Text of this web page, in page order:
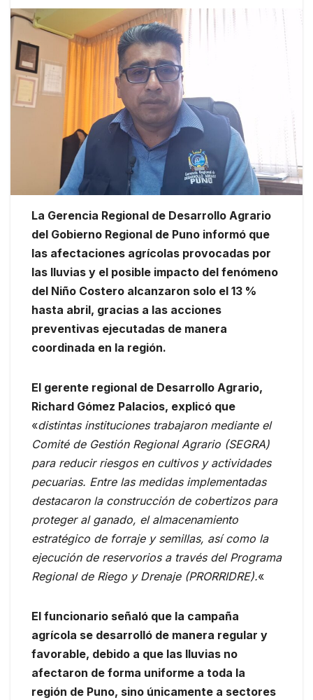
La Gerencia Regional de Desarrollo Agrario
del Gobierno Regional de Puno informó que
las afectaciones agrícolas provocadas por
las lluvias y el posible impacto del fenómeno
del Niño Costero alcanzaron solo el 13 %
hasta abril, gracias a las acciones
preventivas ejecutadas de manera
coordinada en la región.
El gerente regional de Desarrollo Agrario,
Richard Gómez Palacios, explicó que
«distintas instituciones trabajaron mediante el
Comité de Gestión Regional Agrario (SEGRA)
para reducir riesgos en cultivos y actividades
pecuarias. Entre las medidas implementadas
destacaron la construcción de cobertizos para
proteger al ganado, el almacenamiento
estratégico de forraje y semillas, así como la
ejecución de reservorios a través del Programa
Regional de Riego y Drenaje (PRORRIDRE).«
El funcionario señaló que la campaña
agrícola se desarrolló de manera regular y
favorable, debido a que las lluvias no
afectaron de forma uniforme a toda la
región de Puno, sino únicamente a sectores